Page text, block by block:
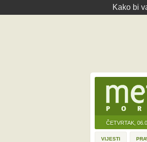
Kako bi
ČETVRTAK,
VIJESTI